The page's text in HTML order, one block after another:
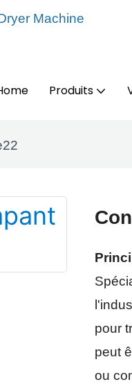
Machine
Produits
pour
peut
ou